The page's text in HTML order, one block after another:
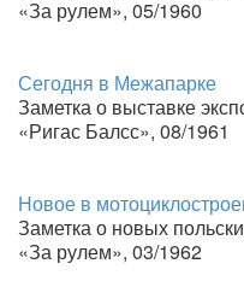
«За рулем», 05/1960
Сегодня в Межапарке
Заметка о выставке
«Ригас Балсс», 08/1961
Новое в
Заметка о новых
«За рулем», 03/1962